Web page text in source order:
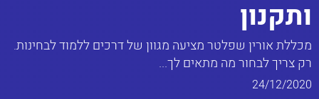
ותקנון
מכללת אורין שפלטר מציעה מגוון של דרכים ללמוד לבחינות.
רק צריך לבחור מה מתאים לך...
24/12/2020